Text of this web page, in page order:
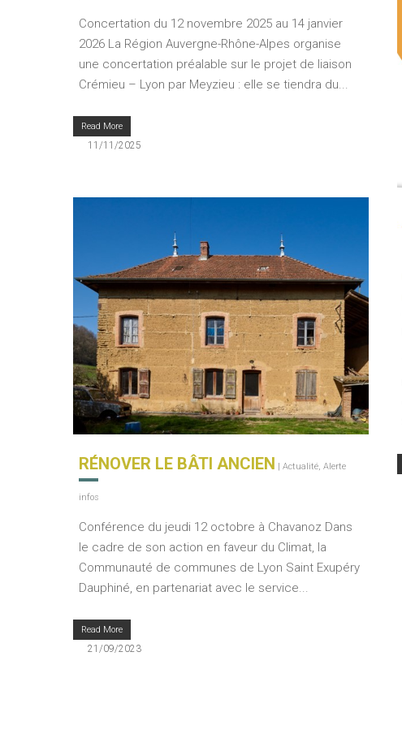
Concertation du 12 novembre 2025 au 14 janvier
2026 La Région Auvergne-Rhône-Alpes organise
une concertation préalable sur le projet de liaison
Crémieu – Lyon par Meyzieu : elle se tiendra du...
Read More
11/11/2025
RÉNOVER LE BÂTI ANCIEN |Actualité,Alerte
infos
Conférence du jeudi 12 octobre à Chavanoz Dans
le cadre de son action en faveur du Climat, la
Communauté de communes de Lyon Saint Exupéry
Dauphiné, en partenariat avec le service...
Read More
21/09/2023